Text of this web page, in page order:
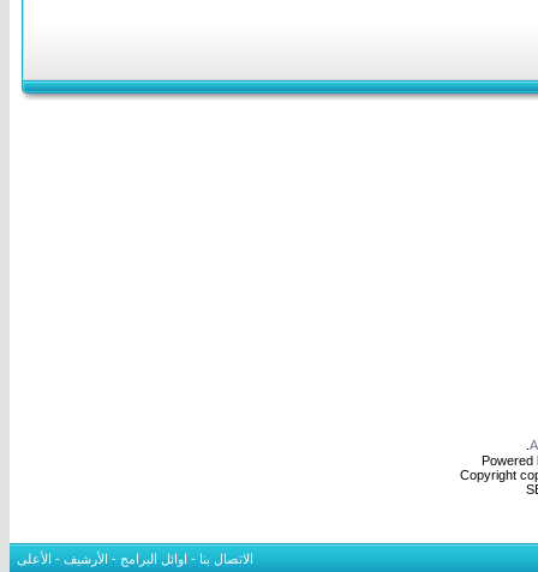
Powered
Copyright
الاتصال بنا - اوائل البرامج - الأرشيف - الأعلى